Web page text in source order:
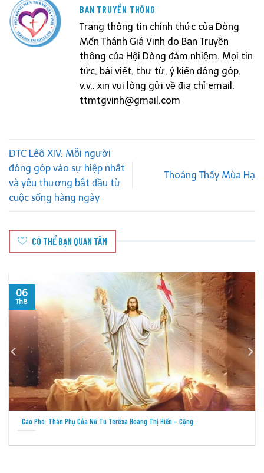
BAN TRUYỀN THÔNG
Trang thông tin chính thức của Dòng
Mến Thánh Giá Vinh do Ban Truyền
thông của Hội Dòng đảm nhiệm. Mọi tin
tức, bài viết, thư từ, ý kiến đóng góp,
v.v.. xin vui lòng gửi về địa chỉ email:
ttmtgvinh@gmail.com
ĐTC Lêô XIV: Mỗi người
đóng góp vào sự hiệp nhất
và yêu thương bắt đầu từ
cuộc sống hàng ngày
Thoáng Thấy Mùa Hạ
CÓ THỂ BẠN QUAN TÂM
Cầu Nguyện Cho Việc Loan Báo Tin Mừng Tại Các Thành Phố –..
05
Th8